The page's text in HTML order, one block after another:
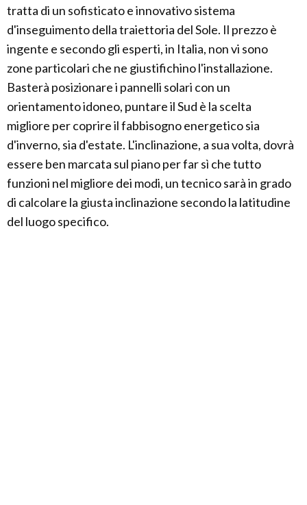
tratta di un sofisticato e innovativo sistema
d'inseguimento della traiettoria del Sole. Il prezzo è
ingente e secondo gli esperti, in Italia, non vi sono
zone particolari che ne giustifichino l'installazione.
Basterà posizionare i pannelli solari con un
orientamento idoneo, puntare il Sud è la scelta
migliore per coprire il fabbisogno energetico sia
d'inverno, sia d'estate. L'inclinazione, a sua volta, dovrà
essere ben marcata sul piano per far sì che tutto
funzioni nel migliore dei modi, un tecnico sarà in grado
di calcolare la giusta inclinazione secondo la latitudine
del luogo specifico.